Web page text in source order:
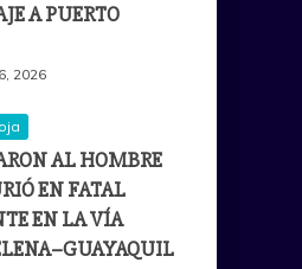
A PUERTO
2026
AL HOMBRE
EN FATAL
EN LA VÍA